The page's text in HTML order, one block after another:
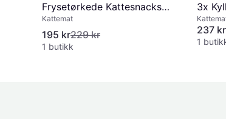
Frysetørkede Kattesnacks
Kylling 160 g 0.2kg
Kattemat
195 kr229 kr
1 butikk
3x
237 kr
1